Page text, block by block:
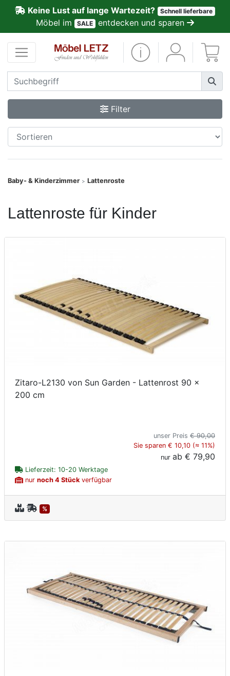
Keine Lust auf lange Wartezeit? Schnell lieferbare
Möbel im SALE entdecken und sparen
Filter
Baby- & Kinderzimmer > Lattenroste
Lattenroste für Kinder
Zitaro-L2130 von Sun Garden - Lattenrost 90 x
200 cm
unser Preis € 90,00
Sie sparen € 10,10 (≈ 11%)
nur ab € 79,90
Lieferzeit: 10-20 Werktage
nur noch 4 Stückverfügbar
%
Kundenmeinungen
Anmelden
PREMIUM
Schnell
lieferbar
SALE
Möbel-
Markenwelt